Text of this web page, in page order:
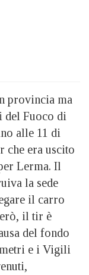
provincia ma
del Fuoco di
alle 11 di
che era uscito
Lerma. Il
la sede
il carro
il tir è
del fondo
e i Vigili